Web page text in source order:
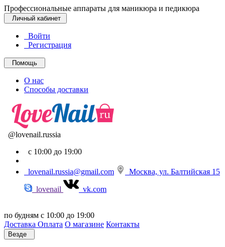
Профессиональные аппараты для маникюра и педикюра
Личный кабинет
Войти
Регистрация
Помощь
О нас
Способы доставки
@lovenail.russia
с 10:00 до 19:00
lovenail.russia@gmail.com Москва, ул. Балтийская 15
lovenail vk.com
по будням с 10:00 до 19:00
Доставка Оплата О магазине Контакты
Везде